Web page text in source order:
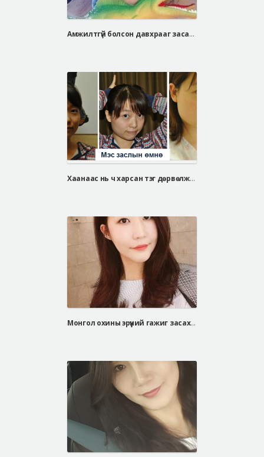
Амжилтгүй болсон давхрааг засах мэс засал
Хаанаас нь ч харсан тэг дөрвөлжин нүүртэй Мэи мэи
Монгол охины эрүүний гажиг засах мэс заслын сэтгэгдэл